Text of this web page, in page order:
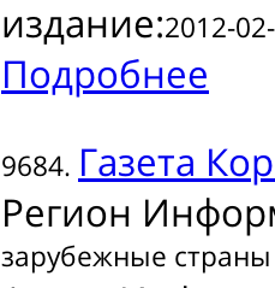
издание:2012-
Подробнее
9684. Газета
Регион
зарубежные страны